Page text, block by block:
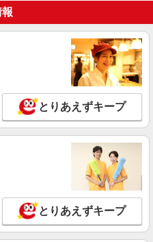
郡伊奈町 ★車通勤可 車・バイ
です
詳細を見る
0905663
通費全額支給
郡伊奈町 ＊車・バイク通勤OK
詳細を見る
0873760
とりあえずキープ
とりあえずキープ